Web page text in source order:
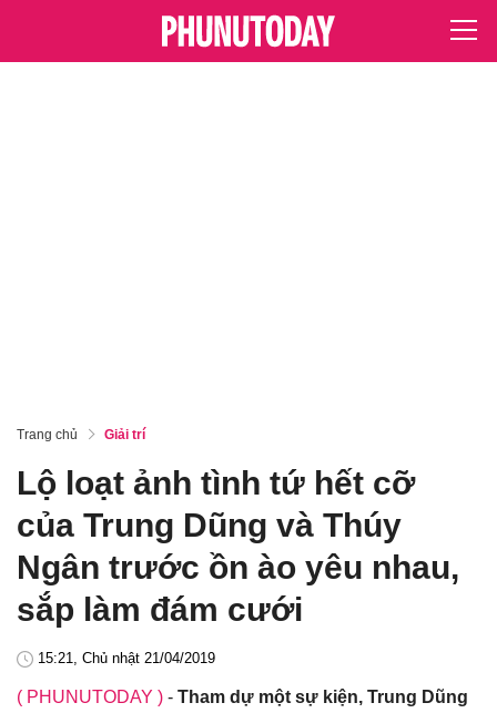
Trang chủ Giải trí
Lộ loạt ảnh tình tứ hết cỡ
của Trung Dũng và Thúy
Ngân trước ồn ào yêu nhau,
sắp làm đám cưới
15:21, Chủ nhật 21/04/2019
( PHUNUTODAY ) - Tham dự một sự kiện, Trung Dũng